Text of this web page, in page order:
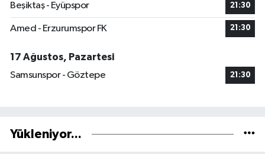
Beşiktaş - Eyüpspor 21:30
Amed - Erzurumspor FK 21:30
17 Ağustos, Pazartesi
Samsunspor - Göztepe
21:30
Yükleniyor...